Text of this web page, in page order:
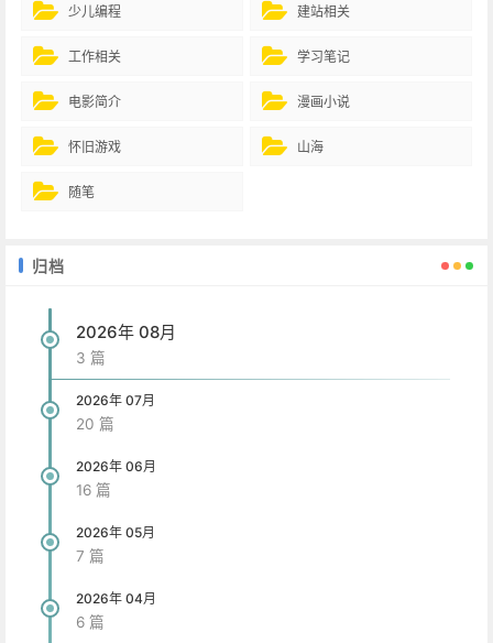
少儿编程 建站相关
工作相关 学习笔记
电影简介 漫画小说
怀旧游戏 山海
随笔
归档
2026年 08月
3 篇
2026年 07月
20 篇
2026年 06月
16 篇
2026年 05月
7 篇
2026年 04月
6 篇